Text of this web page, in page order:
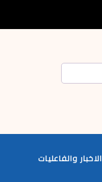
الاخبار والفاعليات